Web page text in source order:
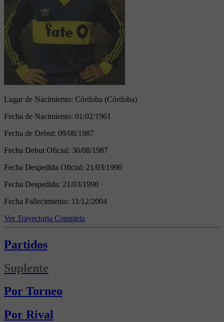
Lugar de Nacimiento: Córdoba (Córdoba)
Fecha de Nacimiento: 01/02/1961
Fecha de Debut: 09/08/1987
Fecha Debut Oficial: 30/08/1987
Fecha Despedida Oficial: 21/03/1990
Fecha Despedida: 21/03/1990
Fecha Fallecimiento: 11/12/2004
Ver Trayectoria Completa
Partidos
Suplente
Por Torneo
Por Rival